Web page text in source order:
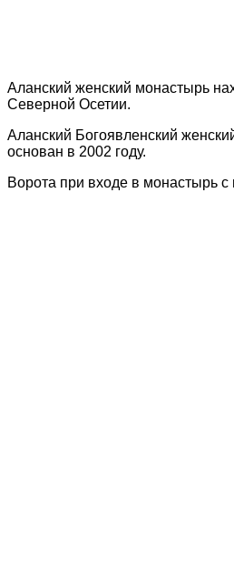
Аланский женский монастырь
Северной Осетии.
Аланский Богоявленский
основан в 2002 году.
Ворота при входе в монастырь